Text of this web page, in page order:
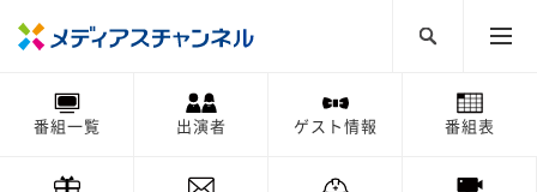
番組一覧 出演者 ゲスト情報 番組表